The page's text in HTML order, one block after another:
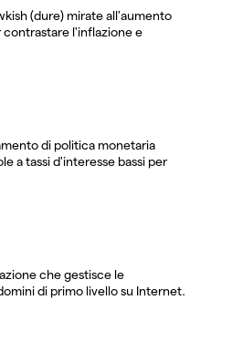
(dure) mirate all'aumento
contrastare l'inflazione e
di politica monetaria
a tassi d'interesse bassi per
che gestisce le
di primo livello su Internet.